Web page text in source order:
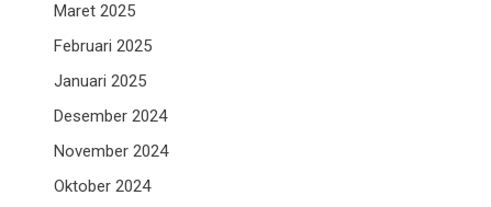
Maret 2025
Februari 2025
Januari 2025
Desember 2024
November 2024
Oktober 2024